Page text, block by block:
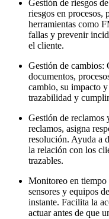
Gestión de riesgos
riesgos en procesos,
herramientas como
fallas y prevenir
el cliente.
Gestión de cambios:
documentos,
cambio, su impacto y
trazabilidad y
Gestión de reclamos
reclamos, asigna
resolución. Ayuda a
la relación con los
trazables.
Monitoreo en tiempo
sensores y equipos
instante. Facilita la
actuar antes de que